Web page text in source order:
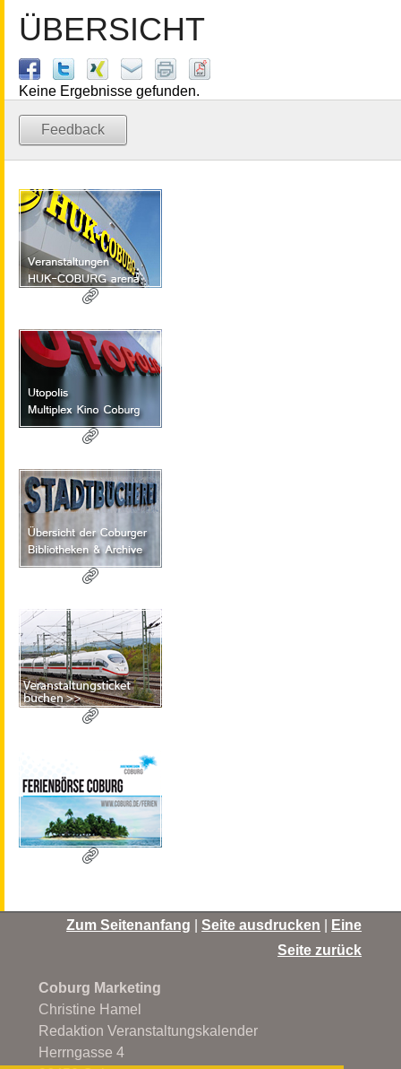
ÜBERSICHT
Keine Ergebnisse gefunden.
Feedback
Zum Seitenanfang |Seite ausdrucken
Eine
Seite zurück
Coburg Marketing
Christine Hamel
Redaktion Veranstaltungskalender
Herrngasse 4